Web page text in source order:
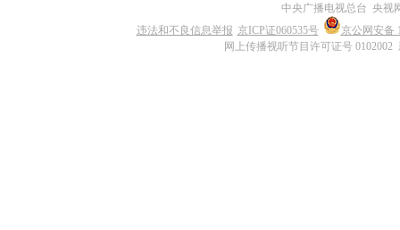
中央广播电视总台 央视
违法和不良信息举报 京ICP证060535号
京公网安备
网上传播视听节目许可证号 0102002